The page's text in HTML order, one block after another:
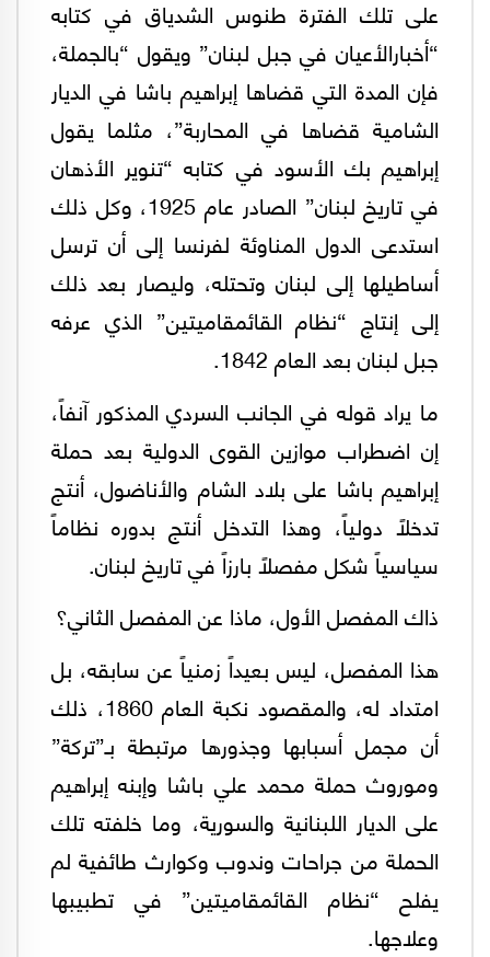
على تلك الفترة طنوس الشدياق في كتابه
“أخبارالأعيان في جبل لبنان” ويقول “بالجملة،
فإن المدة التي قضاها إبراهيم باشا في الديار
الشامية قضاها في المحاربة”، مثلما يقول
إبراهيم بك الأسود في كتابه “تنوير الأذهان
في تاريخ لبنان” الصادر عام 1925، وكل ذلك
استدعى الدول المناوئة لفرنسا إلى أن ترسل
أساطيلها إلى لبنان وتحتله، وليصار بعد ذلك
إلى إنتاج “نظام القائمقاميتين” الذي عرفه
جبل لبنان بعد العام 1842.
ما يراد قوله في الجانب السردي المذكور آنفاً،
إن اضطراب موازين القوى الدولية بعد حملة
إبراهيم باشا على بلاد الشام والأناضول، أنتج
تدخلاً دولياً، وهذا التدخل أنتج بدوره نظاماً
سياسياً شكل مفصلاً بارزاً في تاريخ لبنان.
ذاك المفصل الأول، ماذا عن المفصل الثاني؟
هذا المفصل، ليس بعيداً زمنياً عن سابقه، بل
امتداد له، والمقصود نكبة العام 1860، ذلك
أن مجمل أسبابها وجذورها مرتبطة بـ”تركة”
وموروث حملة محمد علي باشا وإبنه إبراهيم
على الديار اللبنانية والسورية، وما خلفته تلك
الحملة من جراحات وندوب وكوارث طائفية لم
يفلح “نظام القائمقاميتين” في تطبيبها
وعلاجها.